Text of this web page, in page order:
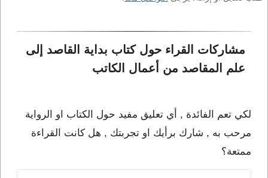
مشاركات القراء حول كتاب بداية القاصد إلى
علم المقاصد من أعمال الكاتب
لكي تعم الفائدة , أي تعليق مفيد حول الكتاب او الرواية
مرحب به , شارك برأيك او تجربتك , هل كانت القراءة
ممتعة؟